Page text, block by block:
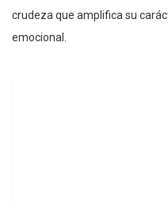
crudeza que amplifica su
emocional.